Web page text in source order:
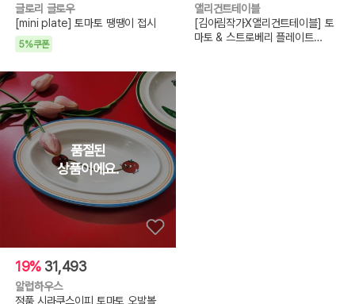
글로리 글로우
[mini plate] 토마토 땡땡이 접시
5%쿠폰
앨리건트테이블
[김아림작가X앨리건트테이블] 토
마토 & 스트로베리 플레이트
19% 31,493
알럽하우스
정품 시라쿠스이피 토마토 오발볼